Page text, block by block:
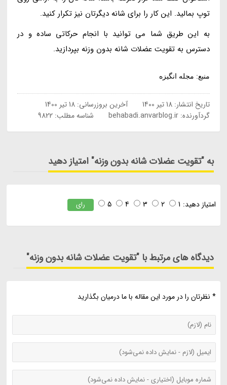
توپ بمالید. این کار را برای شانه دیگرتان نیز تکرار کنید.
به این طریق شما می توانید با انجام حرکاتی ساده و در
دسترس به تقویت عضلات شانه بدون وزنه بپردازید.
منبع: مجله انگیزه
تاریخ انتشار:18 تیر 1400 آخرین بروزرسانی:18 تیر 1400
گردآورنده:behabadi.anvarblog.ir شناسه مطلب: 9822
به "تقویت عضلات شانه بدون وزنه" امتیاز دهید
امتیاز دهید: 1
2
3
4
5 رای
دیدگاه های مرتبط با "تقویت عضلات شانه بدون وزنه"
* نظرتان را در مورد این مقاله با ما درمیان بگذارید